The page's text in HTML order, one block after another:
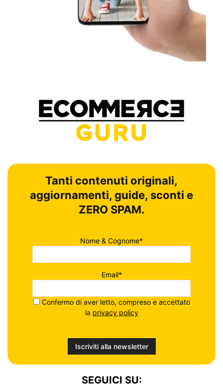
Tanti contenuti originali,
aggiornamenti, guide, sconti e
ZERO SPAM.
Nome & Cognome*
Email*
Confermo di aver letto, compreso e accettato
la privacy policy
SEGUICI SU: